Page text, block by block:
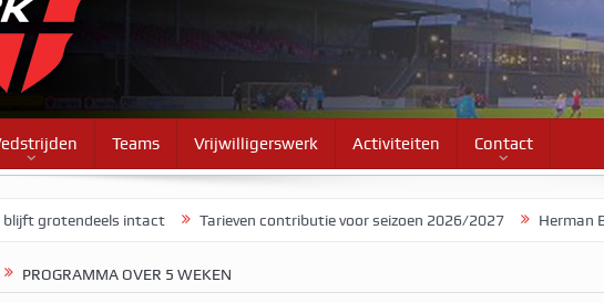
Teams Vrijwilligerswerk Activiteiten Contact
intact Tarieven contributie voor seizoen 2026/2027 Herman Brood
PROGRAMMA OVER 5 WEKEN